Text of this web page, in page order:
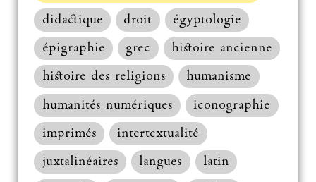
didactique
droit
égyptologie
épigraphie
grec
histoire ancienne
histoire des religions
humanisme
humanités numériques
iconographie
imprimés
intertextualité
juxtalinéaires
langues
latin